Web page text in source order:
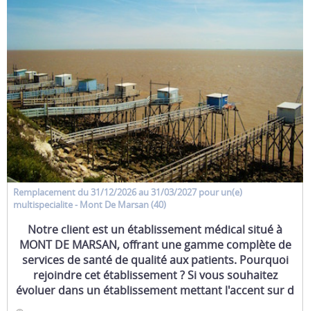
Remplacement du 31/12/2026 au 31/03/2027 pour un(e)
multispecialite- Mont De Marsan (40)
Notre client est un établissement médical situé à
MONT DE MARSAN, offrant une gamme complète de
services de santé de qualité aux patients. Pourquoi
rejoindre cet établissement ? Si vous souhaitez
évoluer dans un établissement mettant l'accent sur d